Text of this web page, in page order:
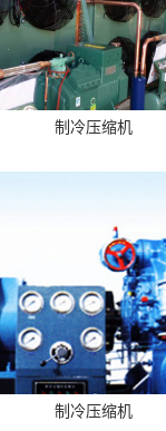
制冷压缩机
制冷压缩机